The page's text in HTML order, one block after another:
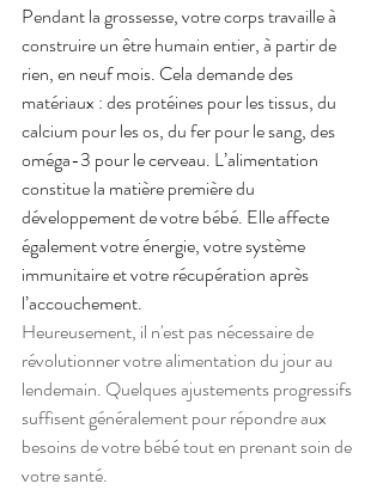
Pendant la grossesse, votre corps travaille à
construire un être humain entier, à partir de
rien, en neuf mois. Cela demande des
matériaux : des protéines pour les tissus, du
calcium pour les os, du fer pour le sang, des
oméga-3 pour le cerveau. L’alimentation
constitue la matière première du
développement de votre bébé. Elle affecte
également votre énergie, votre système
immunitaire et votre récupération après
l’accouchement.
Heureusement, il n'est pas nécessaire de
révolutionner votre alimentation du jour au
lendemain. Quelques ajustements progressifs
suffisent généralement pour répondre aux
besoins de votre bébé tout en prenant soin de
votre santé.